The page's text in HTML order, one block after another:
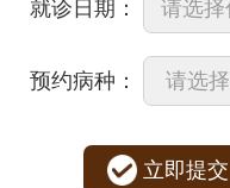
就诊日期：
预约病种：
立即提交